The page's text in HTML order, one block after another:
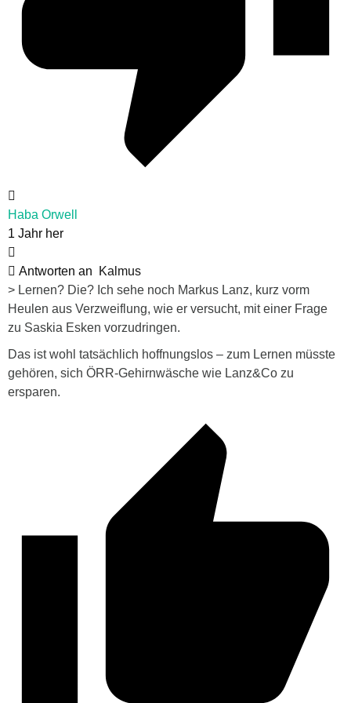
Haba Orwell
1 Jahr her
Antworten an
Kalmus
> Lernen? Die? Ich sehe noch Markus Lanz, kurz vorm
Heulen aus Verzweiflung, wie er versucht, mit einer Frage
zu Saskia Esken vorzudringen.
Das ist wohl tatsächlich hoffnungslos – zum Lernen müsste
gehören, sich ÖRR-Gehirnwäsche wie Lanz&Co zu
ersparen.